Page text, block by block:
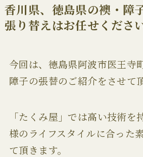
香川県、徳島県の襖・障
張り替えはお任せくださ
今回は、徳島県阿波市医王寺
障子の張替のご紹介をさせて
「たくみ屋」では高い技術を
様のライフスタイルに合った
て頂きます。